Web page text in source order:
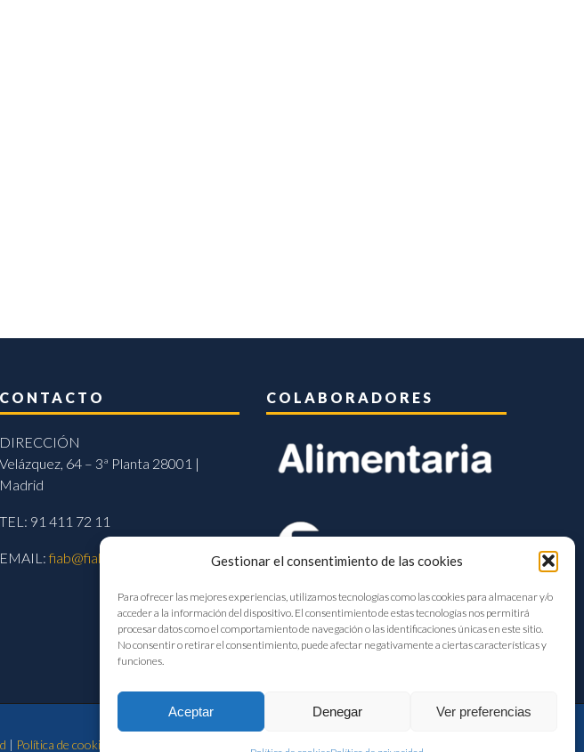
Gestionar el consentimiento de las cookies
Para ofrecer las mejores experiencias, utilizamos tecnologías como las cookies para almacenar y/o
acceder a la información del dispositivo. El consentimiento de estas tecnologías nos permitirá
procesar datos como el comportamiento de navegación o las identificaciones únicas en este sitio.
No consentir o retirar el consentimiento, puede afectar negativamente a ciertas características y
funciones.
Aceptar Denegar Ver preferencias
CONTACTO
DIRECCIÓN
Velázquez, 64 – 3ª Planta 28001 |
Madrid
TEL: 91 411 72 11
EMAIL:fiab@fiab.es
COLABORADORES
| Política de cookies